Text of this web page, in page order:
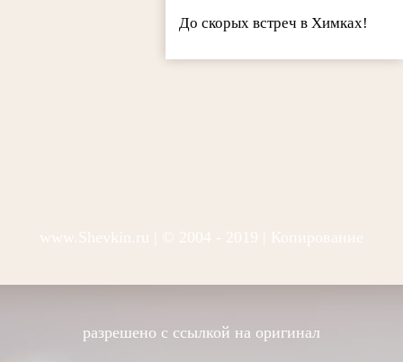
До скорых встреч в Химках!
www.Shevkin.ru | © 2004 - 2019 | Копирование
разрешено с ссылкой на оригинал